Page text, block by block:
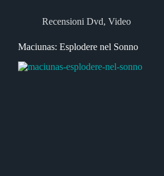
Recensioni Dvd, Video
Maciunas: Esplodere nel Sonno